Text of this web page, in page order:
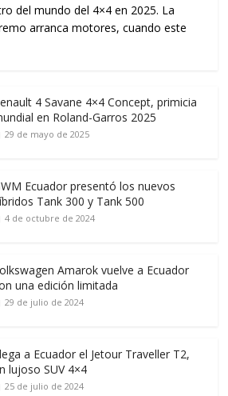
del mundo del 4×4 en 2025. La
arranca motores, cuando este
4 Savane 4×4 Concept, primicia
en Roland-Garros 2025
29 de mayo de 2025
Ecuador presentó los nuevos
Tank 300 y Tank 500
4 de octubre de 2024
Amarok vuelve a Ecuador
una edición limitada
29 de julio de 2024
a Ecuador el Jetour Traveller T2,
lujoso SUV 4×4
25 de julio de 2024